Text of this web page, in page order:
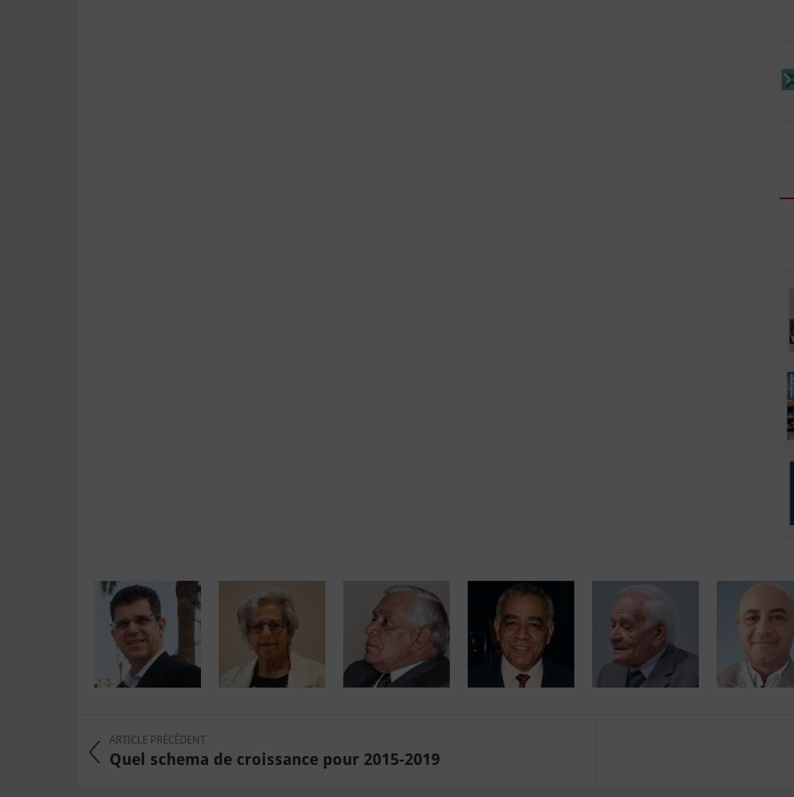
ARTICLE PRÉCÉDENT
Quel schema de croissance pour 2015-2019